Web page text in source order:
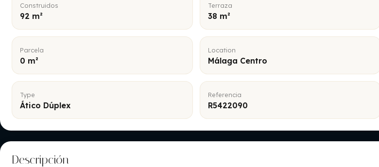
Construidos
92 m²
Terraza
38 m²
Parcela
0 m²
Location
Málaga Centro
Type
Ático Dúplex
Referencia
R5422090
Descripción